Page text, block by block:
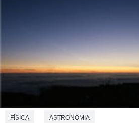
FÍSICA ASTRONOMIA